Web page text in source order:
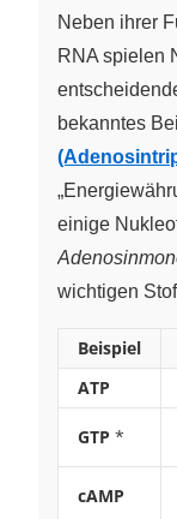
Neben ihrer
RNA spielen
bekanntes
einige
wichtigen
Beispiel
ATP
GTP *
cAMP